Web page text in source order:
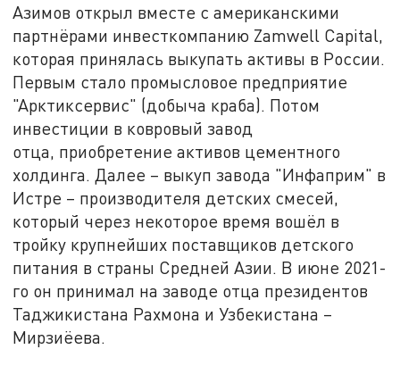
Азимов открыл вместе с американскими
партнёрами инвесткомпанию Zamwell Capital,
которая принялась выкупать активы в России.
Первым стало промысловое предприятие
"Арктиксервис" (добыча краба). Потом
инвестиции в ковровый завод
отца, приобретение активов цементного
холдинга. Далее – выкуп завода "Инфаприм" в
Истре – производителя детских смесей,
который через некоторое время вошёл в
тройку крупнейших поставщиков детского
питания в страны Средней Азии. В июне 2021-
го он принимал на заводе отца президентов
Таджикистана Рахмона и Узбекистана –
Мирзиёева.